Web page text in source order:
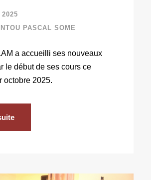
PASCAL SOME
a accueilli ses nouveaux
le début de ses cours ce
octobre 2025.